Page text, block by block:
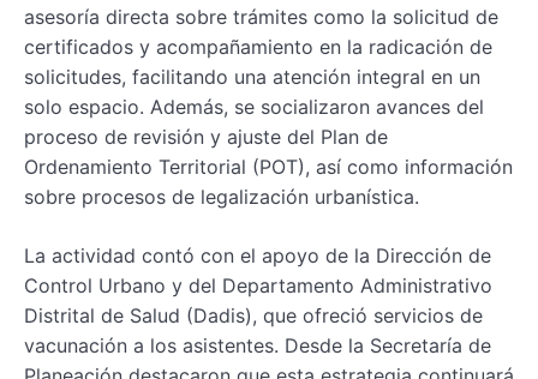
asesoría directa sobre trámites como la solicitud de
certificados y acompañamiento en la radicación de
solicitudes, facilitando una atención integral en un
solo espacio. Además, se socializaron avances del
proceso de revisión y ajuste del Plan de
Ordenamiento Territorial (POT), así como información
sobre procesos de legalización urbanística.
La actividad contó con el apoyo de la Dirección de
Control Urbano y del Departamento Administrativo
Distrital de Salud (Dadis), que ofreció servicios de
vacunación a los asistentes. Desde la Secretaría de